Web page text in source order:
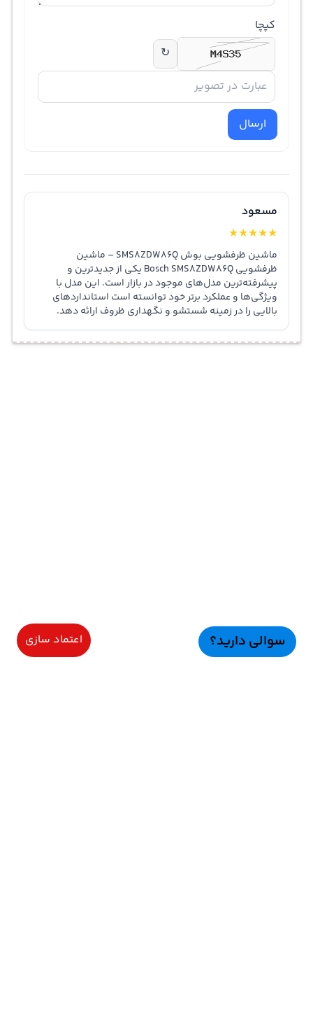
کپچا
↻
ارسال
مسعود
★
★
★
★
★
ماشین ظرفشویی بوش SMS8ZDW86Q – ماشین
ظرفشویی Bosch SMS8ZDW86Q یکی از جدیدترین و
پیشرفته‌ترین مدل‌های موجود در بازار است. این مدل با
ویژگی‌ها و عملکرد برتر خود توانسته است استانداردهای
بالایی را در زمینه شستشو و نگهداری ظروف ارائه دهد.
سوالی دارید؟ اعتماد سازی